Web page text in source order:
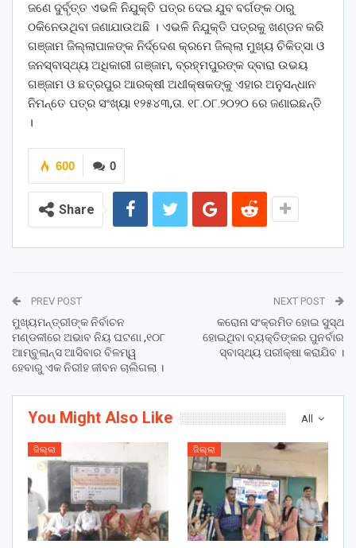
ଜଣେ ଦୁର୍ବୃତ୍ତ ଏଭଳି ନିଯୁକ୍ତି ପତ୍ର ଦେଇ ଯୁବ ବର୍ଗଙ୍କ ଠାରୁ
ଠକିନେଉଥିବା ଜଣାଯାଉଅଛି । ଏଭଳି ନିଯୁକ୍ତି ପତ୍ରକୁ ଖଣ୍ଡନ କରି
ଗଞ୍ଜାମ ଜିଲ୍ଲାପାଳଙ୍କ ନିର୍ଦ୍ଦେଶ କ୍ରମେ ଜିଲ୍ଲା ମୁଖ୍ୟ ଚିକିତ୍ସା ଓ
ଜନସ୍ବାସ୍ଥ୍ୟ ଅଧିକାରୀ ଗଞ୍ଜାମ, ବ୍ରହ୍ମପୁରଙ୍କ ଦ୍ବାରା ଉଭୟ
ଗଞ୍ଜାମ ଓ ଛତ୍ରପୁର ଆରକ୍ଷୀ ଅଧୀକ୍ଷକଙ୍କୁ ଏହାର ଅନୁସନ୍ଧାନ
ନିମନ୍ତେ ପତ୍ର ସଂଖ୍ୟା ୧୨୫୪୩,ତା. ୧୮.୦୮.୨୦୨୦ ରେ ଜଣାଇଛନ୍ତି
।
0
600
Share
PREV POST
ମୁଖ୍ୟମନ୍ତ୍ରୀଙ୍କ ନିର୍ବାଚନ
ମଣ୍ଡଳୀରେ ଅଭାବ ନିୟ ଘଟଣା ,୧୦୮
ଆମ୍ବୁଲାନ୍ସ ଆସିବାର ବିଳମ୍ୱ
ହେବାରୁ ଏକ ନିରୀହ ଜୀବନ ଚାଲିଗଲା ।
NEXT POST
କରୋନା ସଂକ୍ରମିତ ହୋଇ ସୁସ୍ଥ
ହୋଇଥିବା ବ୍ୟକ୍ତିଙ୍କର ପୁନର୍ବାର
ସ୍ବାସ୍ଥ୍ୟ ପରୀକ୍ଷା କରାଯିବ ।
All
You Might Also Like
ଜିଲ୍ଲା ଜିଲ୍ଲା